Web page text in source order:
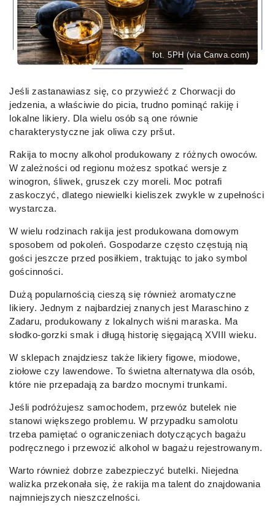
fot. 5PH (via Canva.com)
Jeśli zastanawiasz się, co przywieźć z Chorwacji do
jedzenia, a właściwie do picia, trudno pominąć rakiję i
lokalne likiery. Dla wielu osób są one równie
charakterystyczne jak oliwa czy pršut.
Rakija to mocny alkohol produkowany z różnych owoców.
W zależności od regionu możesz spotkać wersje z
winogron, śliwek, gruszek czy moreli. Moc potrafi
zaskoczyć, dlatego niewielki kieliszek zwykle w zupełności
wystarcza.
W wielu rodzinach rakija jest produkowana domowym
sposobem od pokoleń. Gospodarze często częstują nią
gości jeszcze przed posiłkiem, traktując to jako symbol
gościnności.
Dużą popularnością cieszą się również aromatyczne
likiery. Jednym z najbardziej znanych jest Maraschino z
Zadaru, produkowany z lokalnych wiśni maraska. Ma
słodko-gorzki smak i długą historię sięgającą XVIII wieku.
W sklepach znajdziesz także likiery figowe, miodowe,
ziołowe czy lawendowe. To świetna alternatywa dla osób,
które nie przepadają za bardzo mocnymi trunkami.
Jeśli podróżujesz samochodem, przewóz butelek nie
stanowi większego problemu. W przypadku samolotu
trzeba pamiętać o ograniczeniach dotyczących bagażu
podręcznego i przewozić alkohol w bagażu rejestrowanym.
Warto również dobrze zabezpieczyć butelki. Niejedna
walizka przekonała się, że rakija ma talent do znajdowania
najmniejszych nieszczelności.